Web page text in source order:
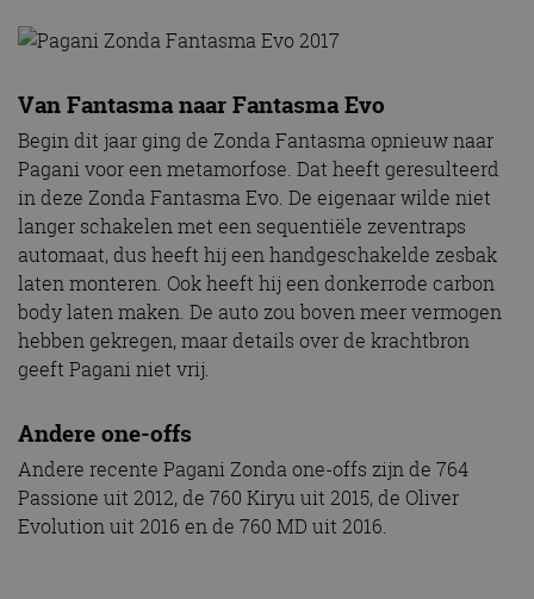
Van Fantasma naar Fantasma Evo
Begin dit jaar ging de Zonda Fantasma opnieuw naar
Pagani voor een metamorfose. Dat heeft geresulteerd
in deze Zonda Fantasma Evo. De eigenaar wilde niet
langer schakelen met een sequentiële zeventraps
automaat, dus heeft hij een handgeschakelde zesbak
laten monteren. Ook heeft hij een donkerrode carbon
body laten maken. De auto zou boven meer vermogen
hebben gekregen, maar details over de krachtbron
geeft Pagani niet vrij.
Andere one-offs
Andere recente Pagani Zonda one-offs zijn de 764
Passione uit 2012, de 760 Kiryu uit 2015, de Oliver
Evolution uit 2016 en de 760 MD uit 2016.